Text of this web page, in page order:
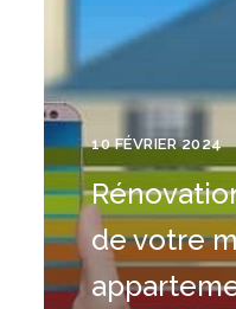
10 FÉVRIER 2024
de votre